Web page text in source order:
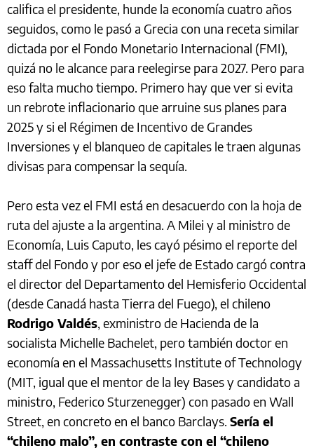
califica el presidente, hunde la economía cuatro años
seguidos, como le pasó a Grecia con una receta similar
dictada por el Fondo Monetario Internacional (FMI),
quizá no le alcance para reelegirse para 2027. Pero para
eso falta mucho tiempo. Primero hay que ver si evita
un rebrote inflacionario que arruine sus planes para
2025 y si el Régimen de Incentivo de Grandes
Inversiones y el blanqueo de capitales le traen algunas
divisas para compensar la sequía.
Pero esta vez el FMI está en desacuerdo con la hoja de
ruta del ajuste a la argentina. A Milei y al ministro de
Economía, Luis Caputo, les cayó pésimo el reporte del
staff del Fondo y por eso el jefe de Estado cargó contra
el director del Departamento del Hemisferio Occidental
(desde Canadá hasta Tierra del Fuego), el chileno
Rodrigo Valdés, exministro de Hacienda de la
socialista Michelle Bachelet, pero también doctor en
economía en el Massachusetts Institute of Technology
(MIT, igual que el mentor de la ley Bases y candidato a
ministro, Federico Sturzenegger) con pasado en Wall
Street, en concreto en el banco Barclays. Sería el
“chileno malo”, en contraste con el “chileno